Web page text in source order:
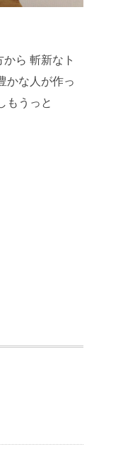
から 斬新なト
かな人が作っ
もうっと